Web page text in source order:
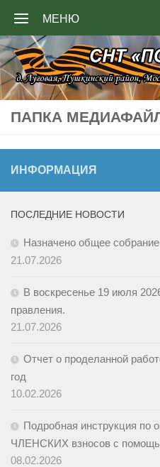
Перейти к содержимому
МЕНЮ
ПАПКА
ИНФОРМАЦИЯ
ПОСЛЕДНИЕ НОВОСТИ
Назначено общее
21.07.2026
В воскресенье 19 июля
правления.
21.07.2026
Отчет о проделанной
год
10.02.2026
Подробная инструкция
ЧЛЕНСКИХ взносов с
08.02.2026